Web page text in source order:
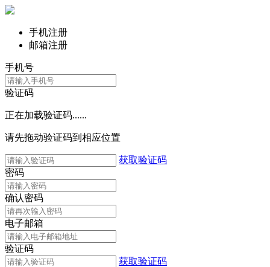
手机注册
邮箱注册
手机号
验证码
正在加载验证码......
请先拖动验证码到相应位置
获取验证码
密码
确认密码
电子邮箱
验证码
获取验证码